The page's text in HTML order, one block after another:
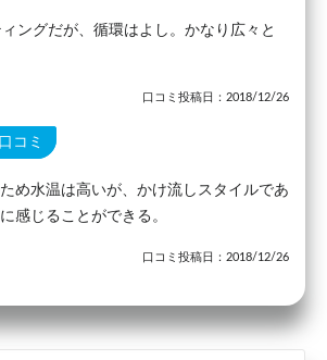
ングだが、循環はよし。かなり広々と
口コミ投稿日：2018/12/26
コミ
め水温は高いが、かけ流しスタイルであ
感じることができる。
口コミ投稿日：2018/12/26